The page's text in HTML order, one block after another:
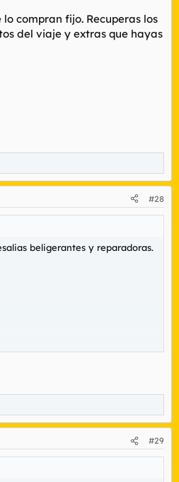
compran fijo. Recuperas los
del viaje y extras que hayas
#28
beligerantes y reparadoras.
incluso el café de un euro.
ni el tato.
#29